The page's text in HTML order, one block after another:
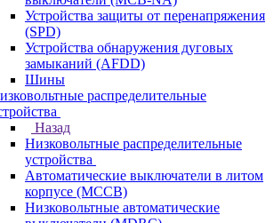
Устройства защиты от перенапряжения
(SPD)
Устройства обнаружения дуговых
замыканий (AFDD)
Шины
распределительные
Назад
Низковольтные распределительные
устройства
Автоматические выключатели в литом
корпусе (MCCB)
Низковольтные автоматические